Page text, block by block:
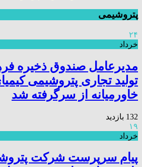
پتروشیمی
۲۴
خرداد
مدیرعامل صندوق ذخیره
تولید تجاری پتروشیمی
خاورمیانه از سرگرفته شد
132 بازدید
۱۹
خرداد
پیام سرپرست شرکت